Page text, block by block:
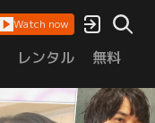
Watch now
レンタル 無料